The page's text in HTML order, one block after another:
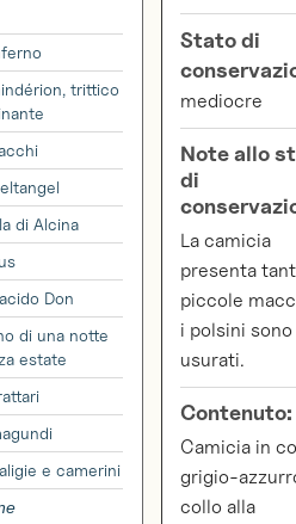
trittico
di Alcina
Don
di una notte
estate
e camerini
Stato di
mediocre
Note allo
di
La camicia
presenta
piccole
i polsini sono
usurati.
Contenuto:
Camicia in
grigio-
collo alla